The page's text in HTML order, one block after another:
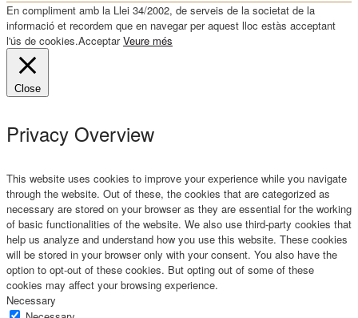
En compliment amb la Llei 34/2002, de serveis de la societat de la
informació et recordem que en navegar per aquest lloc estàs acceptant
l'ús de cookies.Acceptar Veure més
Close
Privacy Overview
This website uses cookies to improve your experience while you navigate
through the website. Out of these, the cookies that are categorized as
necessary are stored on your browser as they are essential for the working
of basic functionalities of the website. We also use third-party cookies that
help us analyze and understand how you use this website. These cookies
will be stored in your browser only with your consent. You also have the
option to opt-out of these cookies. But opting out of some of these
cookies may affect your browsing experience.
Necessary